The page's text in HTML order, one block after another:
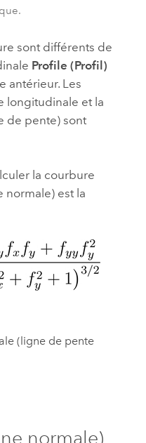
sont différents de
Profile (Profil)
antérieur. Les
longitudinale et la
de pente) sont
la courbure
normale) est la
(ligne de pente
normale)